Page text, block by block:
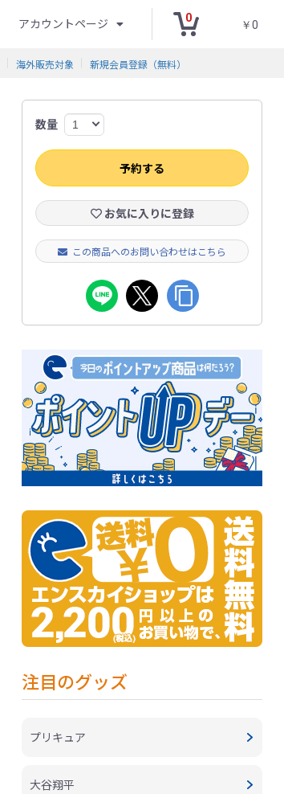
アカウントページ 0
￥0
海外販売対象 新規会員登録（無料）
数量
予約する
お気に入りに登録
この商品へのお問い合わせはこちら
注目のグッズ
プリキュア
大谷翔平